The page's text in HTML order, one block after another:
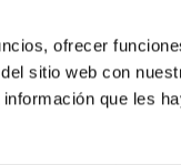
ofrecer
sitio web con
que les